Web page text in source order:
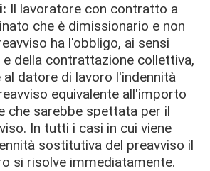
Il lavoratore con contratto a
che è dimissionario e non
ha l'obbligo, ai sensi
della contrattazione collettiva,
datore di lavoro l'indennità
equivalente all'importo
che sarebbe spettata per il
In tutti i casi in cui viene
sostitutiva del preavviso il
si risolve immediatamente.